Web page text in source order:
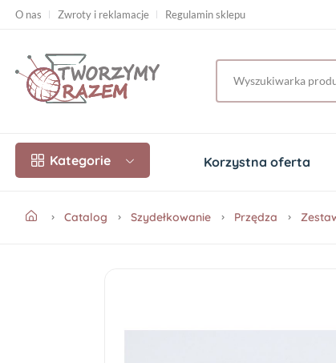
O nas Zwroty i reklamacje Regulamin sklepu
Kategorie Korzystna oferta
Catalog Szydełkowanie Przędza